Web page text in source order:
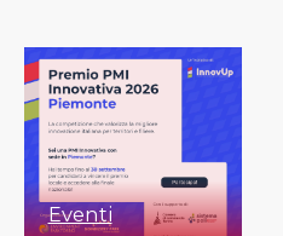
Eventi